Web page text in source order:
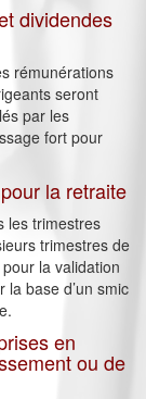
dividendes
rémunérations
seront
par les
fort pour
la retraite
les trimestres
trimestres de
la validation
la base d’un smic
en
ou de